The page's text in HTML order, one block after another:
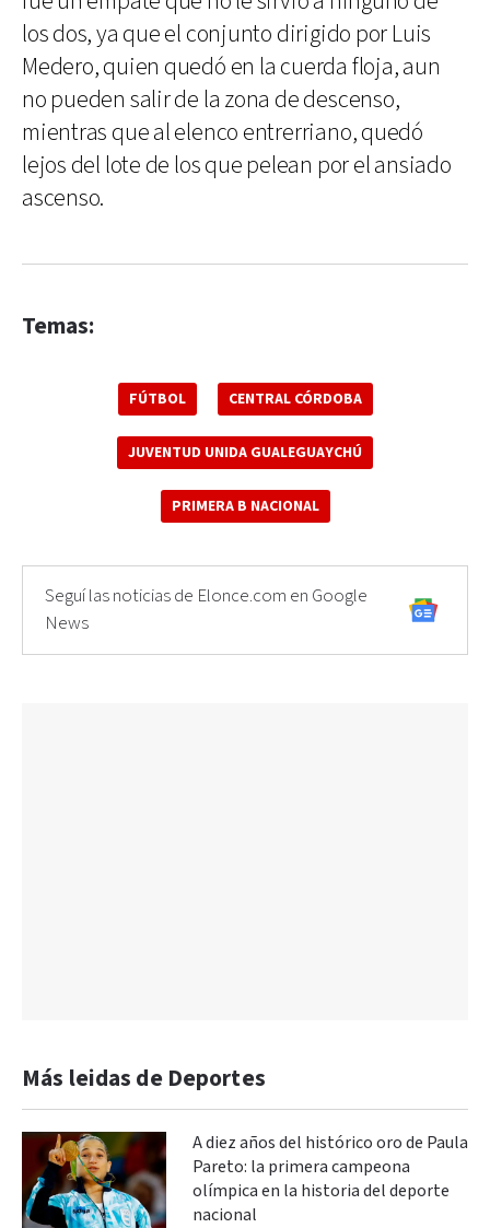
los dos, ya que el conjunto dirigido por Luis
Medero, quien quedó en la cuerda floja, aun
no pueden salir de la zona de descenso,
mientras que al elenco entrerriano, quedó
lejos del lote de los que pelean por el ansiado
ascenso.
Temas:
FÚTBOL CENTRAL CÓRDOBA
JUVENTUD UNIDA GUALEGUAYCHÚ
PRIMERA B NACIONAL
Seguí las noticias de Elonce.com en Google
News
Más leidas de Deportes
A diez años del histórico oro de Paula
Pareto: la primera campeona
olímpica en la historia del deporte
nacional